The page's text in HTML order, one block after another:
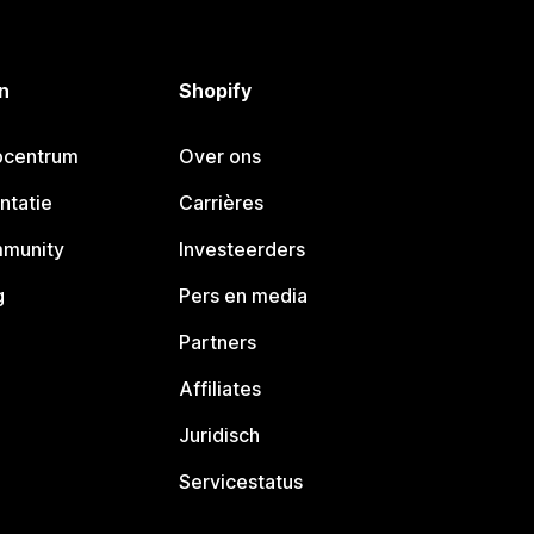
Shopify
Over ons
Carrières
Investeerders
Pers en media
Partners
Affiliates
Juridisch
Servicestatus